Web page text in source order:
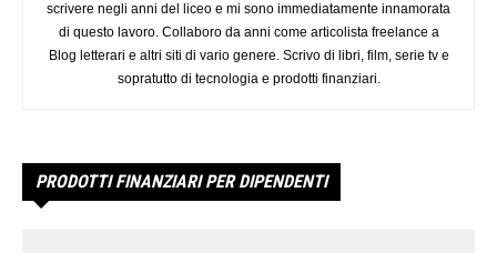
scrivere negli anni del liceo e mi sono immediatamente innamorata
di questo lavoro. Collaboro da anni come articolista freelance a
Blog letterari e altri siti di vario genere. Scrivo di libri, film, serie tv e
sopratutto di tecnologia e prodotti finanziari.
PRODOTTI FINANZIARI PER DIPENDENTI